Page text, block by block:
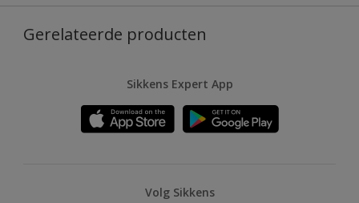
Gerelateerde producten
Sikkens Expert App
Volg Sikkens